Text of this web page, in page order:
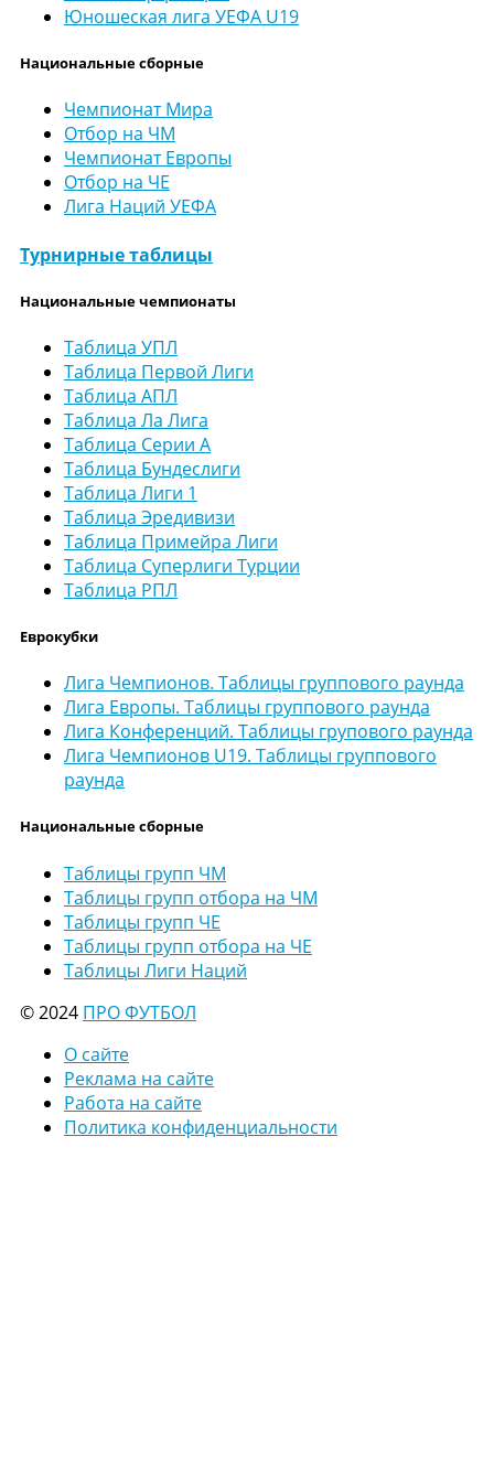
Юношеская лига УЕФА U19
Национальные сборные
Чемпионат Мира
Отбор на ЧМ
Чемпионат Европы
Отбор на ЧЕ
Лига Наций УЕФА
Турнирные таблицы
Национальные чемпионаты
Таблица УПЛ
Таблица Первой Лиги
Таблица АПЛ
Таблица Ла Лига
Таблица Серии А
Таблица Бундеслиги
Таблица Лиги 1
Таблица Эредивизи
Таблица Примейра Лиги
Таблица Суперлиги Турции
Таблица РПЛ
Еврокубки
Лига Чемпионов. Таблицы группового раунда
Лига Европы. Таблицы группового раунда
Лига Конференций. Таблицы групового раунда
Лига Чемпионов U19. Таблицы группового
раунда
Национальные сборные
Таблицы групп ЧМ
Таблицы групп отбора на ЧМ
Таблицы групп ЧЕ
Таблицы групп отбора на ЧЕ
Таблицы Лиги Наций
© 2024 ПРО ФУТБОЛ
О сайте
Реклама на сайте
Работа на сайте
Политика конфиденциальности